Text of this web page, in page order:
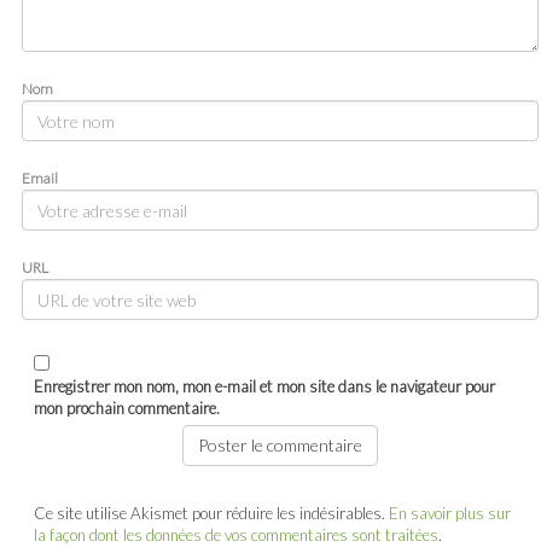
Nom
Email
URL
Enregistrer mon nom, mon e-mail et mon site dans le navigateur pour
mon prochain commentaire.
Ce site utilise Akismet pour réduire les indésirables. En savoir plus sur
la façon dont les données de vos commentaires sont traitées.